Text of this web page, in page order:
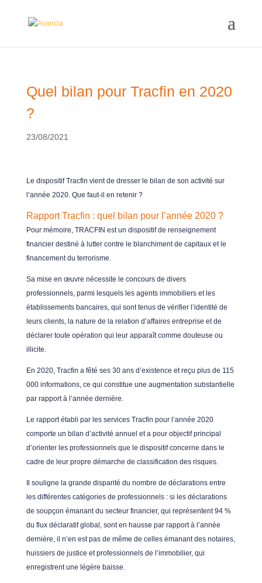
Quel bilan pour Tracfin en 2020
?
23/08/2021
Le dispositif Tracfin vient de dresser le bilan de son activité sur
l’année 2020. Que faut-il en retenir ?
Rapport Tracfin : quel bilan pour l’année 2020 ?
Pour mémoire, TRACFIN est un dispositif de renseignement
financier destiné à lutter contre le blanchiment de capitaux et le
financement du terrorisme.
Sa mise en œuvre nécessite le concours de divers
professionnels, parmi lesquels les agents immobiliers et les
établissements bancaires, qui sont tenus de vérifier l’identité de
leurs clients, la nature de la relation d’affaires entreprise et de
déclarer toute opération qui leur apparaît comme douteuse ou
illicite.
En 2020, Tracfin a fêté ses 30 ans d’existence et reçu plus de 115
000 informations, ce qui constitue une augmentation substantielle
par rapport à l’année dernière.
Le rapport établi par les services Tracfin pour l’année 2020
comporte un bilan d’activité annuel et a pour objectif principal
d’orienter les professionnels que le dispositif concerne dans le
cadre de leur propre démarche de classification des risques.
Il souligne la grande disparité du nombre de déclarations entre
les différentes catégories de professionnels : si les déclarations
de soupçon émanant du secteur financier, qui représentent 94 %
du flux déclaratif global, sont en hausse par rapport à l’année
dernière, il n’en est pas de même de celles émanant des notaires,
huissiers de justice et professionnels de l’immobilier, qui
enregistrent une légère baisse.